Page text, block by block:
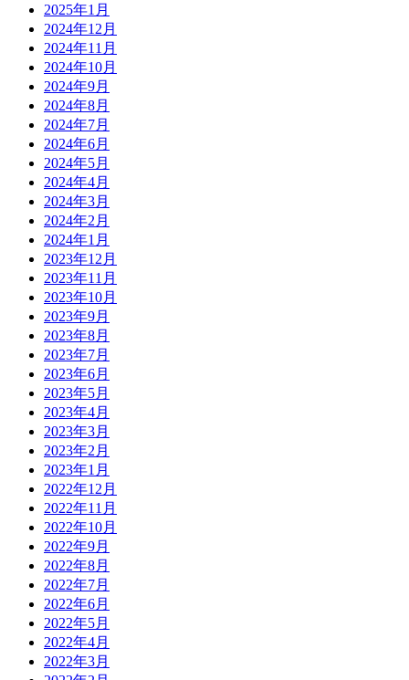
2025年1月
2024年12月
2024年11月
2024年10月
2024年9月
2024年8月
2024年7月
2024年6月
2024年5月
2024年4月
2024年3月
2024年2月
2024年1月
2023年12月
2023年11月
2023年10月
2023年9月
2023年8月
2023年7月
2023年6月
2023年5月
2023年4月
2023年3月
2023年2月
2023年1月
2022年12月
2022年11月
2022年10月
2022年9月
2022年8月
2022年7月
2022年6月
2022年5月
2022年4月
2022年3月